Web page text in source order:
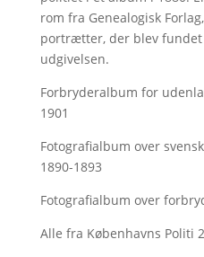
rom fra Genealogisk
portrætter, der blev
udgivelsen.
Forbryderalbum for
1901
Fotografialbum over
1890-1893
Fotografialbum over
Alle fra Københavns Politi